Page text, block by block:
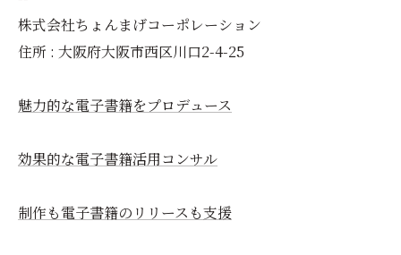
株式会社ちょんまげコーポレーション
住所 : 大阪府大阪市西区川口2-4-25
魅力的な電子書籍をプロデュース
効果的な電子書籍活用コンサル
制作も電子書籍のリリースも支援